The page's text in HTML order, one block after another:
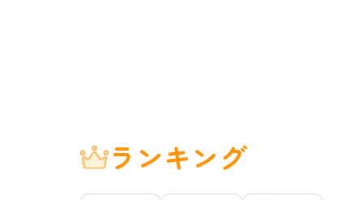
ランキング